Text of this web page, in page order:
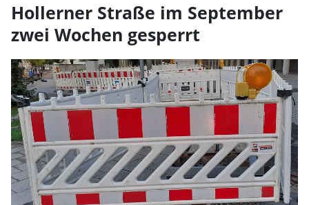
Hollerner Straße im September
zwei Wochen gesperrt